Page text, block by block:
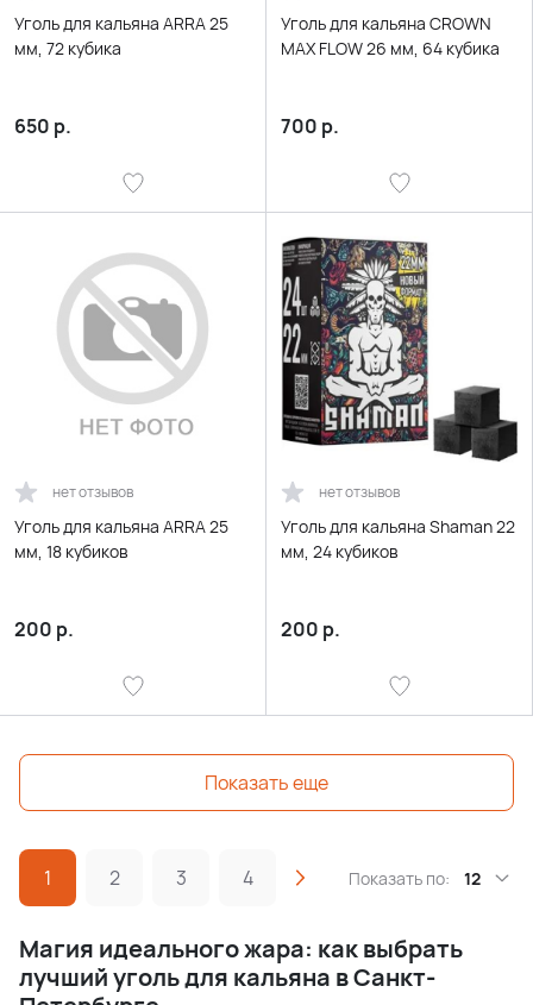
Уголь для кальяна ARRA 25
мм, 72 кубика
650 р.
Уголь для кальяна CROWN
MAX FLOW 26 мм, 64 кубика
700 р.
нет отзывов
Уголь для кальяна ARRA 25
мм, 18 кубиков
200 р.
нет отзывов
Уголь для кальяна Shaman 22
мм, 24 кубиков
200 р.
Показать еще
1 2 3 4 Показать по: 12
Магия идеального жара: как выбрать
лучший уголь для кальяна в Санкт-